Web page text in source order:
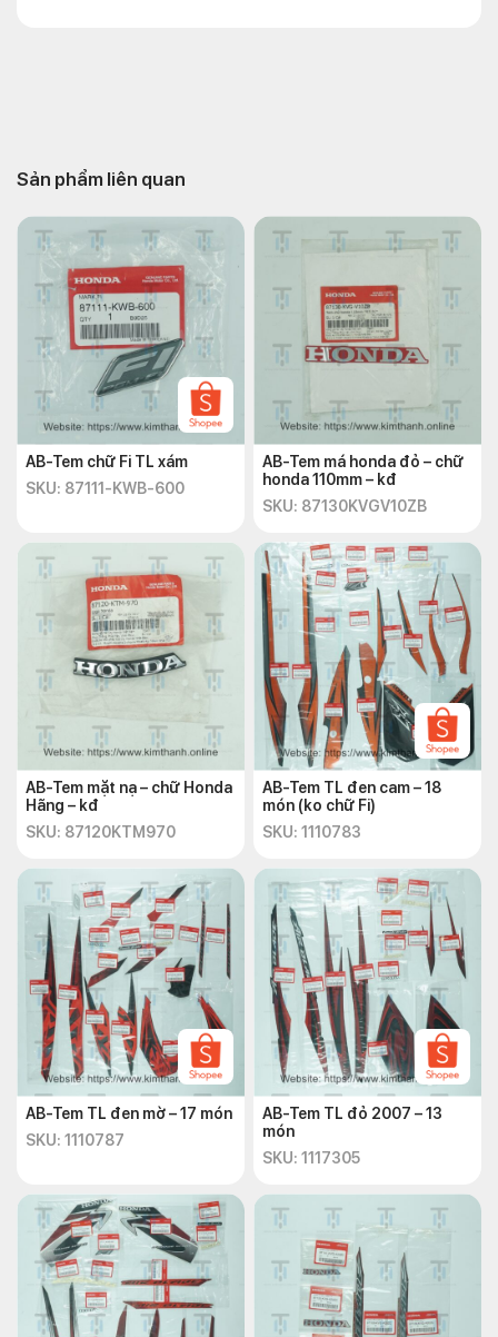
Sản phẩm liên quan
AB-Tem chữ Fi TL xám
SKU: 87111-KWB-600
AB-Tem má honda đỏ – chữ
honda 110mm – kđ
SKU: 87130KVGV10ZB
AB-Tem mặt nạ – chữ Honda
Hãng – kđ
SKU: 87120KTM970
AB-Tem TL đen cam – 18
món (ko chữ Fi)
SKU: 1110783
AB-Tem TL đen mờ – 17 món
SKU: 1110787
AB-Tem TL đỏ 2007 – 13
món
SKU: 1117305